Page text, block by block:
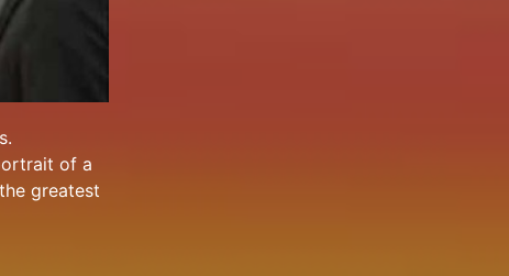
of a
greatest